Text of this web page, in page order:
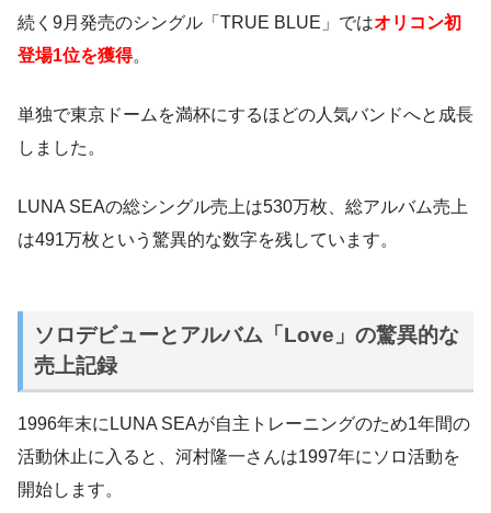
続く9月発売のシングル「TRUE BLUE」ではオリコン初
登場1位を獲得。
単独で東京ドームを満杯にするほどの人気バンドへと成長
しました。
LUNA SEAの総シングル売上は530万枚、総アルバム売上
は491万枚という驚異的な数字を残しています。
ソロデビューとアルバム「Love」の驚異的な
売上記録
1996年末にLUNA SEAが自主トレーニングのため1年間の
活動休止に入ると、河村隆一さんは1997年にソロ活動を
開始します。